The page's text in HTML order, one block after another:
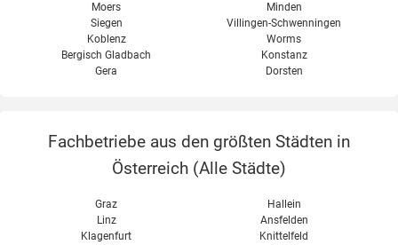
Moers
Siegen
Koblenz
Bergisch Gladbach
Gera
Minden
Villingen-Schwenningen
Worms
Konstanz
Dorsten
Fachbetriebe aus den größten Städten in
Österreich (Alle Städte)
Graz
Linz
Klagenfurt
Hallein
Ansfelden
Knittelfeld